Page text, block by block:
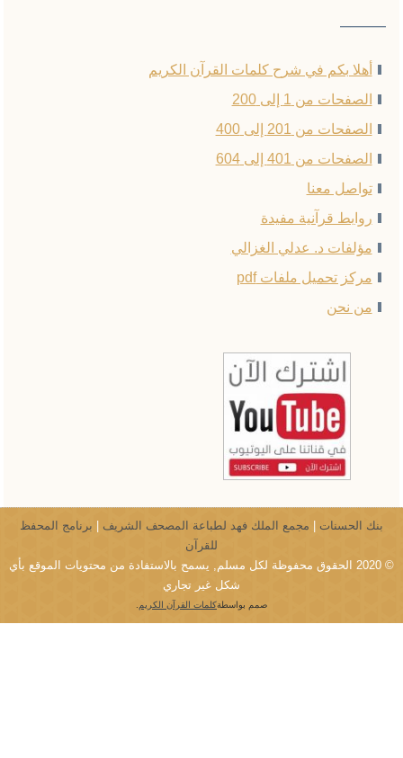
——–
أهلا بكم في شرح كلمات القرآن الكريم
الصفحات من 1 إلى 200
الصفحات من 201 إلى 400
الصفحات من 401 إلى 604
تواصل معنا
روابط قرآنية مفيدة
مؤلفات د. عدلي الغزالي
مركز تحميل ملفات pdf
من نحن
بنك الحسنات | مجمع الملك فهد لطباعة المصحف الشريف | برنامج المحفظ
للقرآن
© 2020 الحقوق محفوظة لكل مسلم, يسمح بالاستفادة من محتويات الموقع بأي
شكل غير تجاري
صمم بواسطةكلمات القرآن الكريم